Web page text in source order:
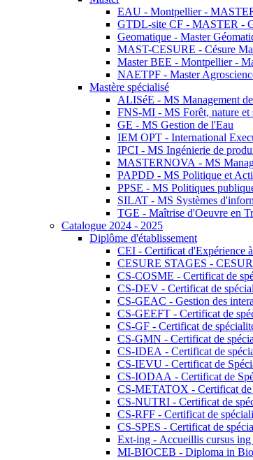
EAU - Montpellier -
GTDL-site CF - MASTER -
Geomatique - Master
MAST-CESURE - Césure
Master BEE - Montpellier -
NAETPF - Master
Mastère spécialisé
ALISéE - MS Management
FNS-MI - MS Forêt, nature et
GE - MS Gestion de l'Eau
IEM OPT - International
IPCI - MS Ingénierie de
MASTERNOVA - MS
PAPDD - MS Politique et
PPSE - MS Politiques
SILAT - MS Systèmes
TGE - Maîtrise d'Oeuvre en
Catalogue 2024 - 2025
Diplôme d'établissement
CEI - Certificat d'Expérience
CESURE STAGES -
CS-COSME - Certificat de
CS-DEV - Certificat de
CS-GEAC - Gestion des
CS-GEEFT - Certificat de
CS-GF - Certificat de
CS-GMN - Certificat de
CS-IDEA - Certificat de
CS-IEVU - Certificat de
CS-IODAA - Certificat de
CS-METATOX - Certificat de
CS-NUTRI - Certificat de
CS-RFF - Certificat de
CS-SPES - Certificat de
Ext-ing - Accueillis cursus ing
MI-BIOCEB - Diploma in